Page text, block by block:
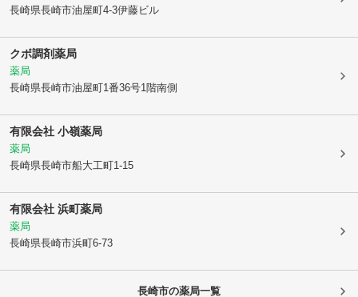
長崎県長崎市油屋町4-3伊藤ビル
クボ調剤薬局
薬局
長崎県長崎市油屋町1番36号1階南側
有限会社 小嶺薬局
薬局
長崎県長崎市船大工町1-15
有限会社 浜町薬局
薬局
長崎県長崎市浜町6-73
長崎市の薬局一覧